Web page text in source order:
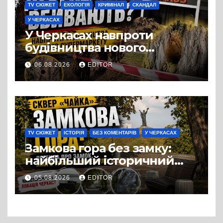
TV СЮЖЕТ ЕКОЛОГІЯ КРИМІНАЛ СКАНДАЛ
У ЧЕРКАСАХ
У Черкасах навпроти
будівництва нового
супермаркету VARUS на
проспекті Перемоги всохли
дерева. І це навряд чи
можна назвати
випадковістю
06.08.2026 EDITOR
TV СЮЖЕТ ІСТОРІЯ БЕЗ КОМЕНТАРІВ У ЧЕРКАСАХ
Замкова гора без замку:
найбільший історичний
міф Черкас
05.08.2026 EDITOR